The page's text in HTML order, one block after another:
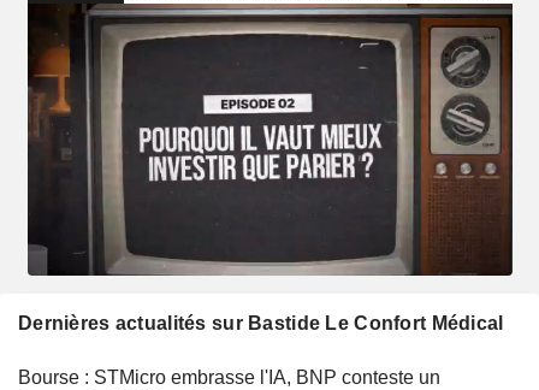
Dernières actualités sur Bastide Le Confort Médical
Bourse : STMicro embrasse l'IA, BNP conteste un